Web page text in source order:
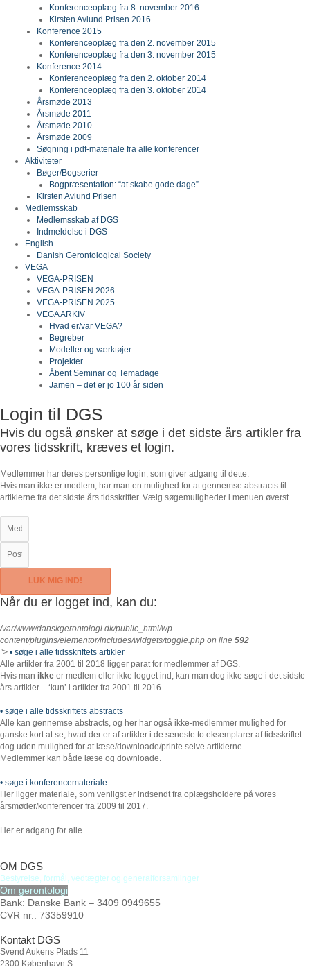
Konferenceoplæg fra 8. november 2016
Kirsten Avlund Prisen 2016
Konference 2015
Konferenceoplæg fra den 2. november 2015
Konferenceoplæg fra den 3. november 2015
Konference 2014
Konferenceoplæg fra den 2. oktober 2014
Konferenceoplæg fra den 3. oktober 2014
Årsmøde 2013
Årsmøde 2011
Årsmøde 2010
Årsmøde 2009
Søgning i pdf-materiale fra alle konferencer
Aktiviteter
Bøger/Bogserier
Bogpræsentation: “at skabe gode dage”
Kirsten Avlund Prisen
Medlemsskab
Medlemsskab af DGS
Indmeldelse i DGS
English
Danish Gerontological Society
VEGA
VEGA-PRISEN
VEGA-PRISEN 2026
VEGA-PRISEN 2025
VEGA ARKIV
Hvad er/var VEGA?
Begreber
Modeller og værktøjer
Projekter
Åbent Seminar og Temadage
Jamen – det er jo 100 år siden
Login til DGS
Hvis du også ønsker at søge i det sidste års artikler fra
vores tidsskrift, kræves et login.
Medlemmer har deres personlige login, som giver adgang til dette.
Hvis man ikke er medlem, har man en mulighed for at gennemse abstracts til
artiklerne fra det sidste års tidsskrifter. Vælg søgemuligheder i menuen øverst.
LUK MIG IND!
Når du er logget ind, kan du:
/var/www/danskgerontologi.dk/public_html/wp-
content/plugins/elementor/includes/widgets/toggle.php on line 592
"> • søge i alle tidsskriftets artikler
Alle artikler fra 2001 til 2018 ligger parat for medlemmer af DGS.
Hvis man ikke er medlem eller ikke logget ind, kan man dog ikke søge i det sidste
års artikler – ‘kun’ i artikler fra 2001 til 2016.
• søge i alle tidsskriftets abstracts
Alle kan gennemse abstracts, og her har også ikke-medlemmer mulighed for
ganske kort at se, hvad der er af artikler i de seneste to eksemplarer af tidsskriftet –
dog uden mulighed for at læse/downloade/printe selve artiklerne.
Medlemmer kan både læse og downloade.
• søge i konferencemateriale
Her ligger materiale, som venligst er indsendt fra oplægsholdere på vores
årsmøder/konferencer fra 2009 til 2017.
Her er adgang for alle.
OM DGS
Bestyrelse, formål, vedtægter og generalforsamlinger
Om gerontologi
Bank: Danske Bank – 3409 0949655
CVR nr.: 73359910
Kontakt DGS
Svend Aukens Plads 11
2300 København S